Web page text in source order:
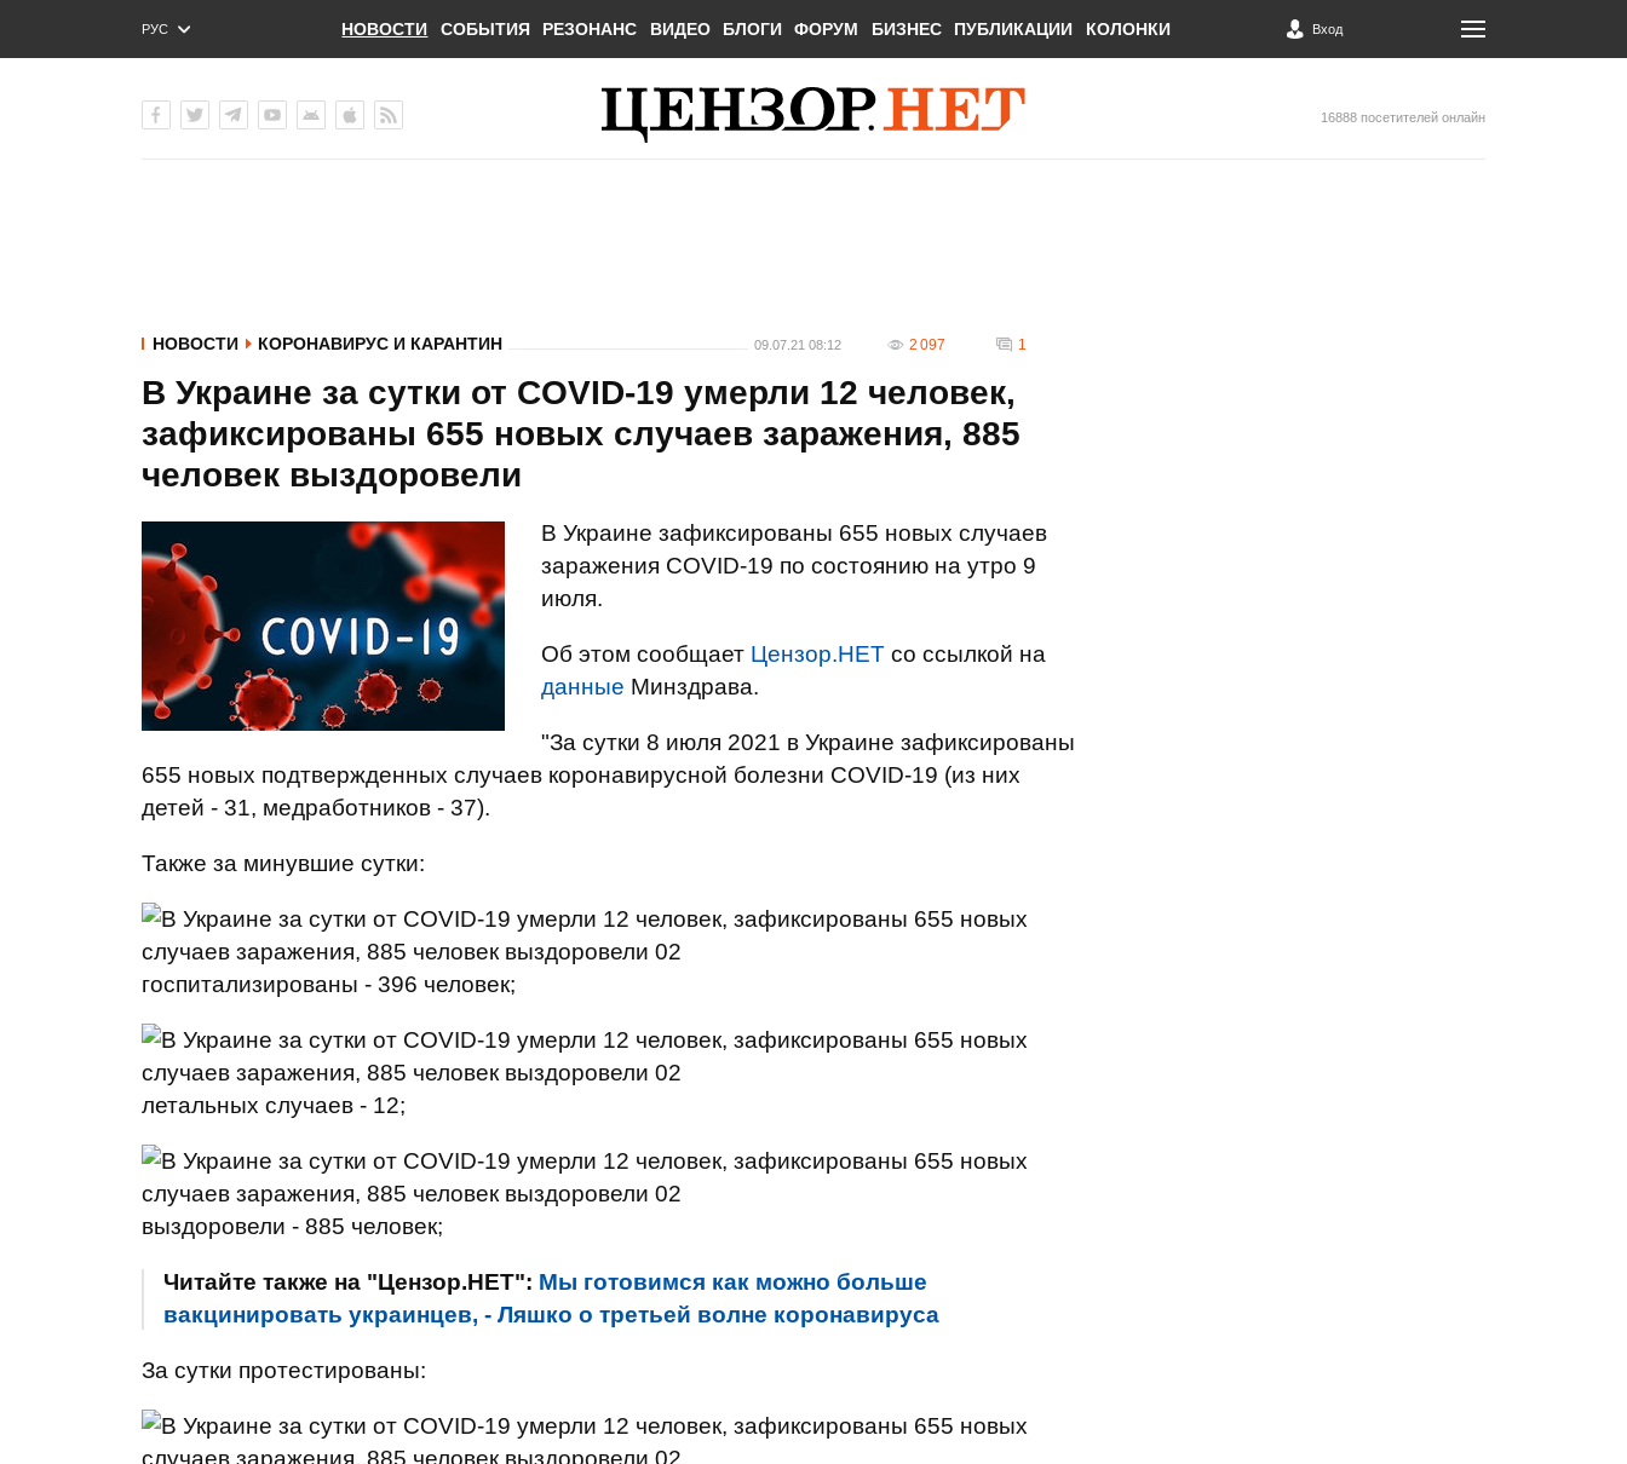
РУС
ENG
НОВОСТИ СОБЫТИЯ РЕЗОНАНС ВИДЕО БЛОГИ ФОРУМ БИЗНЕС ПУБЛИКАЦИИ КОЛОНКИ Вход
16888 посетителей онлайн
НОВОСТИ КОРОНАВИРУС И КАРАНТИН 09.07.21 08:12 2 097 1
В Украине за сутки от COVID-19 умерли 12 человек,
зафиксированы 655 новых случаев заражения, 885
человек выздоровели
В Украине зафиксированы 655 новых случаев
заражения COVID-19 по состоянию на утро 9
июля.
Об этом сообщает Цензор.НЕТ со ссылкой на
данные Минздрава.
"За сутки 8 июля 2021 в Украине зафиксированы
655 новых подтвержденных случаев коронавирусной болезни COVID-19 (из них
детей - 31, медработников - 37).
Также за минувшие сутки:
госпитализированы - 396 человек;
летальных случаев - 12;
выздоровели - 885 человек;
Читайте также на "Цензор.НЕТ": Мы готовимся как можно больше
вакцинировать украинцев, - Ляшко о третьей волне коронавируса
За сутки протестированы: